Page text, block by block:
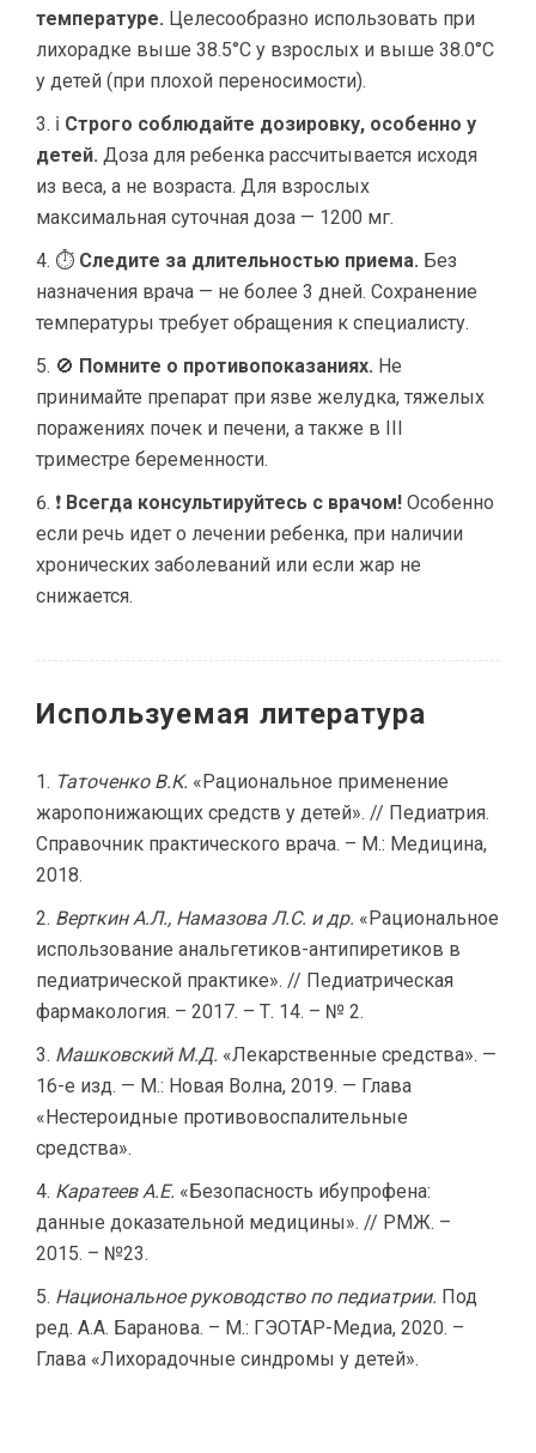
температуре. Целесообразно использовать при
лихорадке выше 38.5°C у взрослых и выше 38.0°C
у детей (при плохой переносимости).
ℹ️ Строго соблюдайте дозировку, особенно у
детей. Доза для ребенка рассчитывается исходя
из веса, а не возраста. Для взрослых
максимальная суточная доза — 1200 мг.
⏱ Следите за длительностью приема. Без
назначения врача — не более 3 дней. Сохранение
температуры требует обращения к специалисту.
🚫 Помните о противопоказаниях. Не
принимайте препарат при язве желудка, тяжелых
поражениях почек и печени, а также в III
триместре беременности.
❗ Всегда консультируйтесь с врачом! Особенно
если речь идет о лечении ребенка, при наличии
хронических заболеваний или если жар не
снижается.
Используемая литература
Таточенко В.К. «Рациональное применение
жаропонижающих средств у детей». // Педиатрия.
Справочник практического врача. – М.: Медицина,
2018.
Верткин А.Л., Намазова Л.С. и др. «Рациональное
использование анальгетиков-антипиретиков в
педиатрической практике». // Педиатрическая
фармакология. – 2017. – Т. 14. – № 2.
Машковский М.Д. «Лекарственные средства». —
16-е изд. — М.: Новая Волна, 2019. — Глава
«Нестероидные противовоспалительные
средства».
Каратеев А.Е. «Безопасность ибупрофена:
данные доказательной медицины». // РМЖ. –
2015. – №23.
Национальное руководство по педиатрии. Под
ред. А.А. Баранова. – М.: ГЭОТАР-Медиа, 2020. –
Глава «Лихорадочные синдромы у детей».